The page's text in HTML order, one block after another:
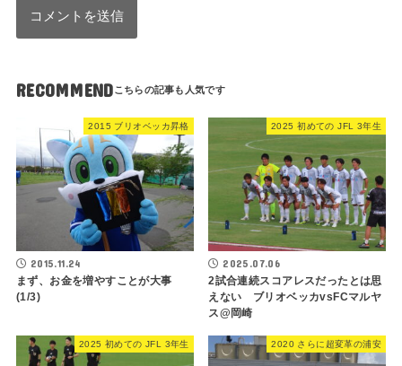
RECOMMEND
2015 ブリオベッカ昇格
2015.11.24
まず、お金を増やすことが大事
(1/3)
2025 初めての JFL 3年生
2025.07.06
2試合連続スコアレスだったとは思
えない ブリオベッカvsFCマルヤ
ス@岡崎
2025 初めての JFL 3年生 2020 さらに超変革の浦安